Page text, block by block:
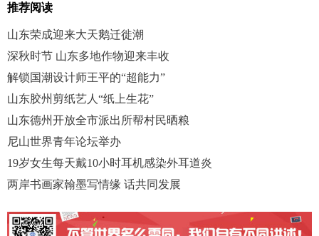
推荐阅读
山东荣成迎来大天鹅迁徙潮
深秋时节 山东多地作物迎来丰收
解锁国潮设计师王平的“超能力”
山东胶州剪纸艺人“纸上生花”
山东德州开放全市派出所帮村民晒粮
尼山世界青年论坛举办
19岁女生每天戴10小时耳机感染外耳道炎
两岸书画家翰墨写情缘 话共同发展